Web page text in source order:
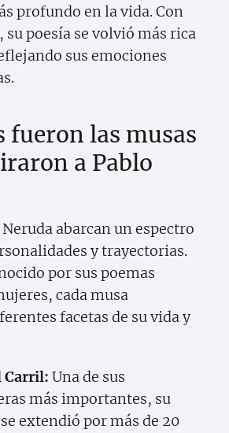
profundo en la vida. Con
su poesía se volvió más rica
sus emociones
fueron las musas
a Pablo
Neruda abarcan un espectro
y trayectorias.
por sus poemas
cada musa
facetas de su vida y
Carril: Una de sus
más importantes, su
extendió por más de 20